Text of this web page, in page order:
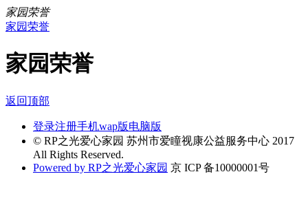
家园荣誉
家园荣誉
家园荣誉
返回顶部
登录注册手机wap版电脑版
© RP之光爱心家园 苏州市爱瞳视康公益服务中心 2017
All Rights Reserved.
Powered by RP之光爱心家园 京 ICP 备10000001号